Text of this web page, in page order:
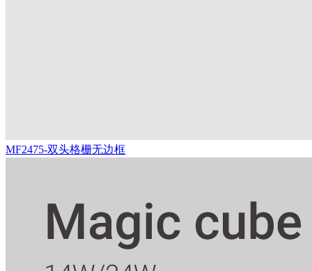
MF2475-双头格栅无边框